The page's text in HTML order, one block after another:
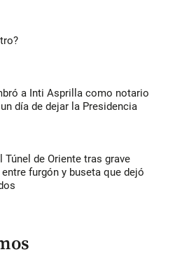
a Inti Asprilla como notario
día de dejar la Presidencia
Túnel de Oriente tras grave
furgón y buseta que dejó